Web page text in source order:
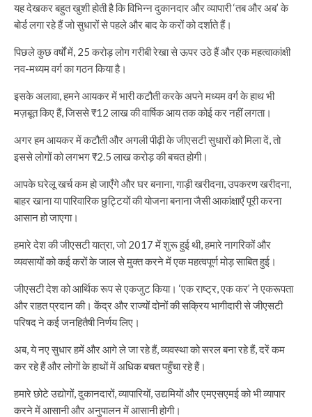
यह देखकर बहुत खुशी होती है कि विभिन्न दुकानदार और व्यापारी ‘तब और अब’ के
बोर्ड लगा रहे हैं जो सुधारों से पहले और बाद के करों को दर्शाते हैं।
पिछले कुछ वर्षों में, 25 करोड़ लोग गरीबी रेखा से ऊपर उठे हैं और एक महत्वाकांक्षी
नव-मध्यम वर्ग का गठन किया है।
इसके अलावा, हमने आयकर में भारी कटौती करके अपने मध्यम वर्ग के हाथ भी
मज़बूत किए हैं, जिससे ₹12 लाख की वार्षिक आय तक कोई कर नहीं लगता।
अगर हम आयकर में कटौती और अगली पीढ़ी के जीएसटी सुधारों को मिला दें, तो
इससे लोगों को लगभग ₹2.5 लाख करोड़ की बचत होगी।
आपके घरेलू खर्च कम हो जाएँगे और घर बनाना, गाड़ी खरीदना, उपकरण खरीदना,
बाहर खाना या पारिवारिक छुट्टियों की योजना बनाना जैसी आकांक्षाएँ पूरी करना
आसान हो जाएगा।
हमारे देश की जीएसटी यात्रा, जो 2017 में शुरू हुई थी, हमारे नागरिकों और
व्यवसायों को कई करों के जाल से मुक्त करने में एक महत्वपूर्ण मोड़ साबित हुई।
जीएसटी देश को आर्थिक रूप से एकजुट किया। ‘एक राष्ट्र, एक कर’ ने एकरूपता
और राहत प्रदान की। केंद्र और राज्यों दोनों की सक्रिय भागीदारी से जीएसटी
परिषद ने कई जनहितैषी निर्णय लिए।
अब, ये नए सुधार हमें और आगे ले जा रहे हैं, व्यवस्था को सरल बना रहे हैं, दरें कम
कर रहे हैं और लोगों के हाथों में अधिक बचत पहुँचा रहे हैं।
हमारे छोटे उद्योगों, दुकानदारों, व्यापारियों, उद्यमियों और एमएसएमई को भी व्यापार
करने में आसानी और अनुपालन में आसानी होगी।